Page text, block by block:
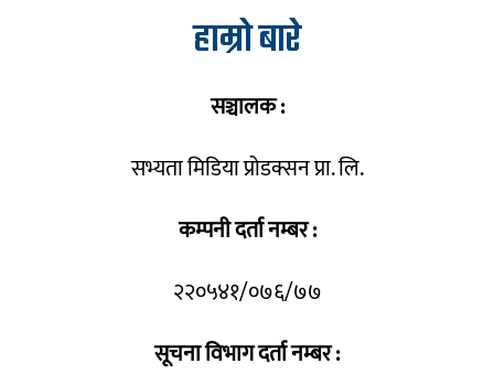
हाम्रो बारे
सञ्चालक :
सभ्यता मिडिया प्रोडक्सन प्रा. लि.
कम्पनी दर्ता नम्बर :
२२०५४१/०७६/७७
सूचना विभाग दर्ता नम्बर :